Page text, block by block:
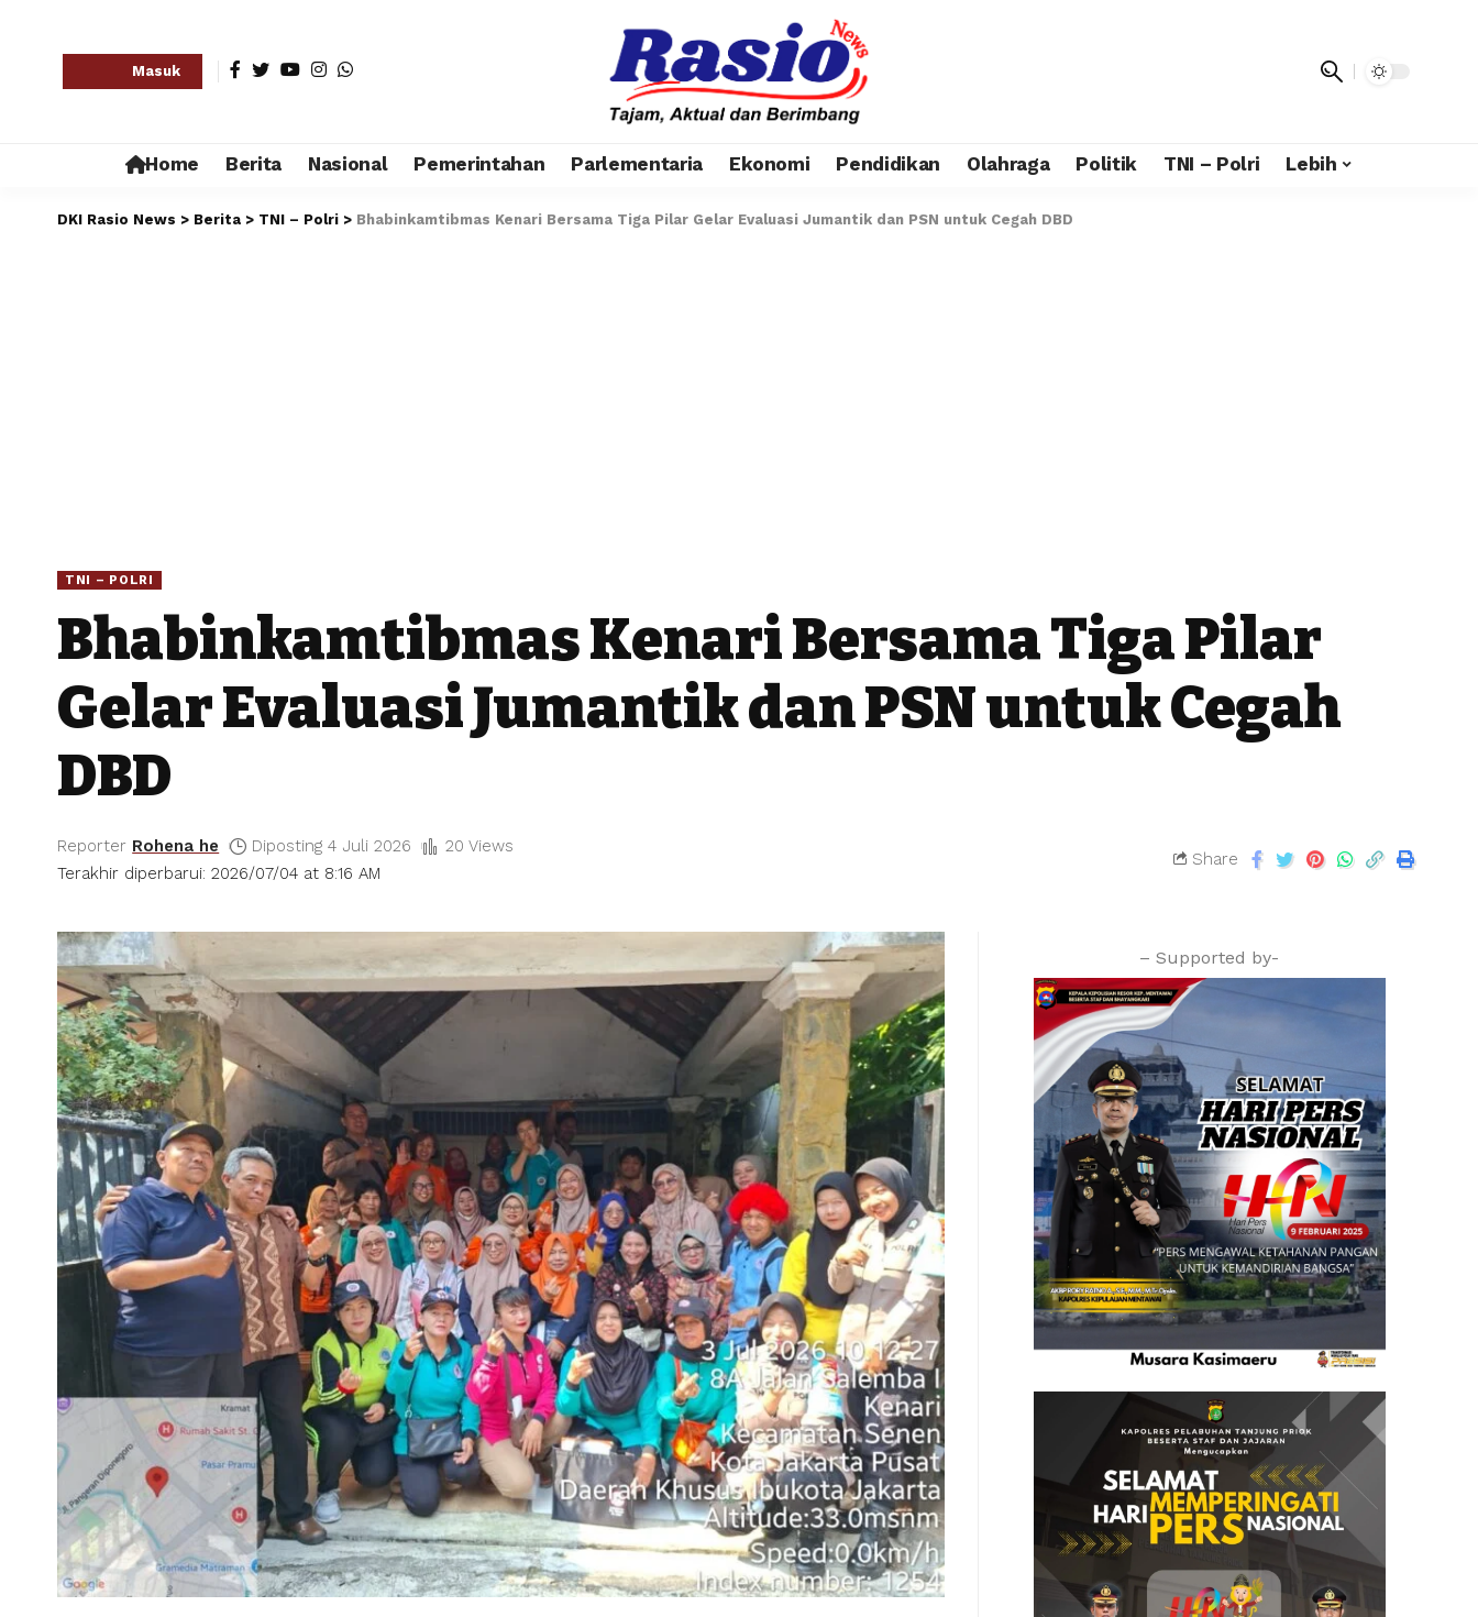
Masuk
Home Berita Nasional Pemerintahan Parlementaria Ekonomi Pendidikan Olahraga Politik TNI – Polri Lebih
DKI Rasio News > Berita > TNI – Polri > Bhabinkamtibmas Kenari Bersama Tiga Pilar Gelar Evaluasi Jumantik dan PSN untuk Cegah DBD
TNI – POLRI
Bhabinkamtibmas Kenari Bersama Tiga Pilar
Gelar Evaluasi Jumantik dan PSN untuk Cegah
DBD
Terakhir diperbarui: 2026/07/04 at 8:16 AM
Reporter Rohena he Diposting 4 Juli 2026 20 Views
Share
– Supported by-